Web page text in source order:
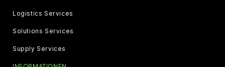
Logistics Services
Solutions Services
Supply Services